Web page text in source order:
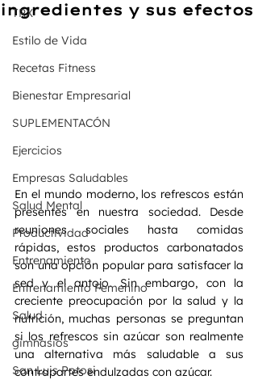
TRX
Estilo de Vida
Recetas Fitness
Bienestar Empresarial
SUPLEMENTACÓN
Ejercicios
Empresas Saludables
Salud Mental
Productividad
Entrenamiento
Entrenamiento Femenino
Salud
gimnasios
San Luis Potosi
ingredientes y sus efectos
En el mundo moderno, los refrescos están
presentes en nuestra sociedad. Desde
reuniones sociales hasta comidas
rápidas, estos productos carbonatados
son una opción popular para satisfacer la
sed y el antojo. Sin embargo, con la
creciente preocupación por la salud y la
nutrición, muchas personas se preguntan
si los refrescos sin azúcar son realmente
una alternativa más saludable a sus
contrapartes endulzadas con azúcar.